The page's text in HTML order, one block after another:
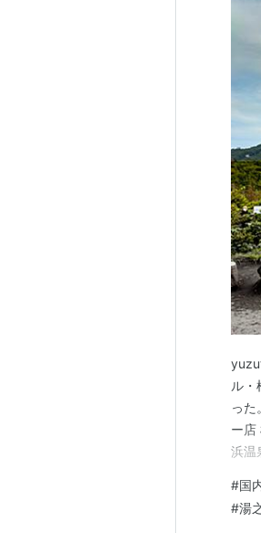
ル・
った
ー店
浜温
フェ
なら
#国
#湯